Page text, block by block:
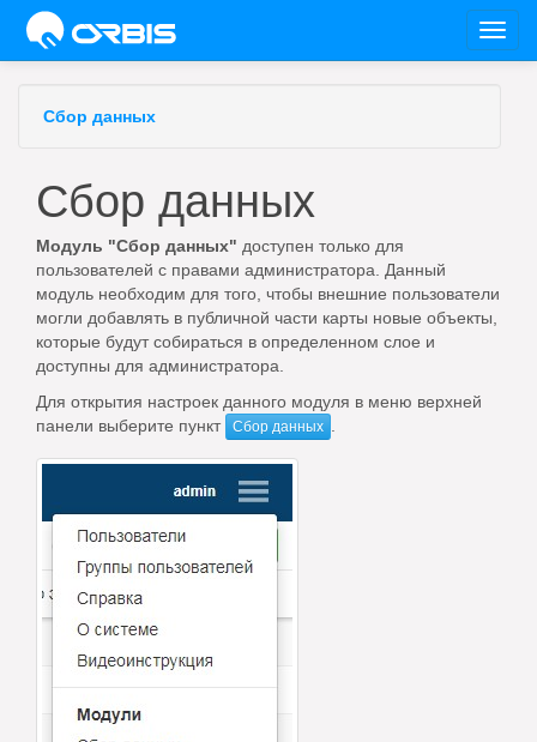
Сбор данных
Сбор данных
Модуль "Сбор данных" доступен только для
пользователей с правами администратора. Данный
модуль необходим для того, чтобы внешние пользователи
могли добавлять в публичной части карты новые объекты,
которые будут собираться в определенном слое и
доступны для администратора.
Для открытия настроек данного модуля в меню верхней
панели выберите пункт
Сбор данных